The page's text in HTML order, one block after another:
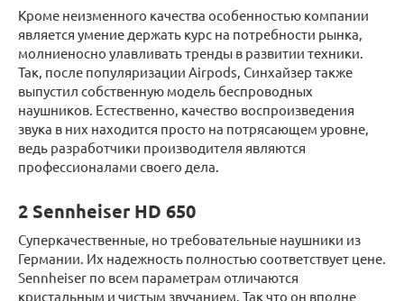
Кроме неизменного качества особенностью компании
является умение держать курс на потребности рынка,
молниеносно улавливать тренды в развитии техники.
Так, после популяризации Airpods, Синхайзер также
выпустил собственную модель беспроводных
наушников. Естественно, качество воспроизведения
звука в них находится просто на потрясающем уровне,
ведь разработчики производителя являются
профессионалами своего дела.
2 Sennheiser HD 650
Суперкачественные, но требовательные наушники из
Германии. Их надежность полностью соответствует цене.
Sennheiser по всем параметрам отличаются
кристальным и чистым звучанием. Так что он вполне